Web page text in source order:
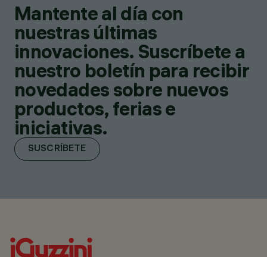
Mantente al día con
nuestras últimas
innovaciones. Suscríbete a
nuestro boletín para recibir
novedades sobre nuevos
productos, ferias e
iniciativas.
SUSCRÍBETE